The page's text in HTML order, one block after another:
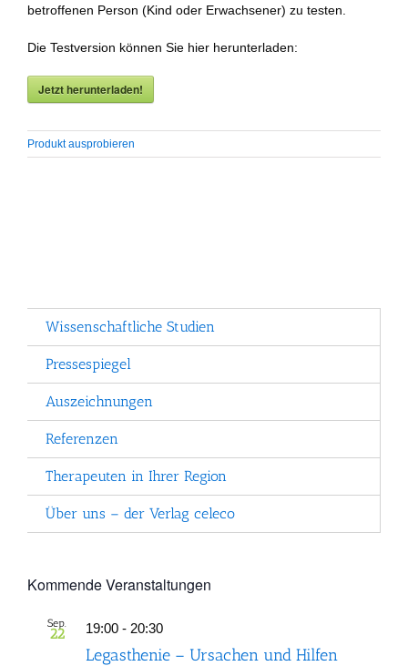
betroffenen Person (Kind oder Erwachsener) zu testen.
Die Testversion können Sie hier herunterladen:
Jetzt herunterladen!
Produkt ausprobieren
Wissenschaftliche Studien
Pressespiegel
Auszeichnungen
Referenzen
Therapeuten in Ihrer Region
Über uns – der Verlag celeco
Kommende Veranstaltungen
Sep.
22 19:00 - 20:30
Legasthenie – Ursachen und Hilfen